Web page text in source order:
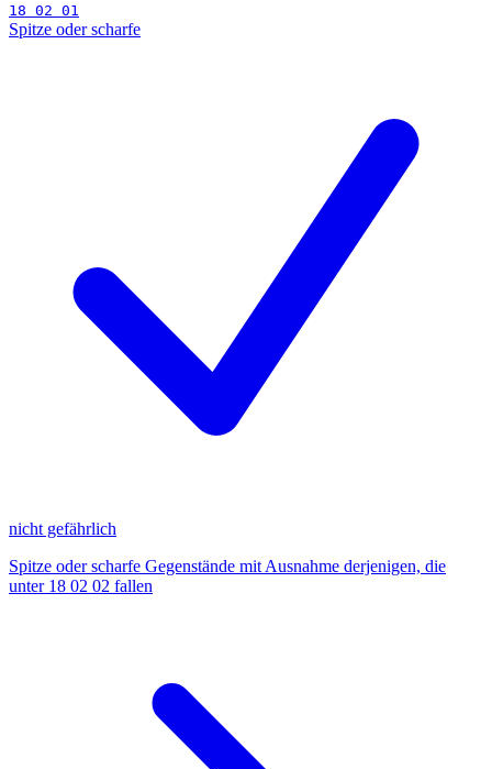
18 02 01
Spitze oder scharfe
nicht gefährlich
Spitze oder scharfe Gegenstände mit Ausnahme derjenigen, die
unter 18 02 02 fallen